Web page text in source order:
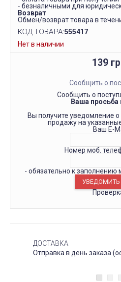
- безналичными для
Возврат
Обмен/возврат товара в
КОД ТОВАРА:555417
Нет в наличии
139
Сообщить о
Сообщить о
Ваша просьба
Вы получите уведомление о
продажу на
Ваш E-
Номер моб.
- обязательно к
ДОСТАВКА
Отправка в день заказа